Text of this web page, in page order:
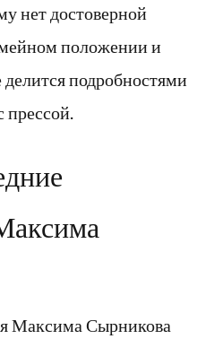
нет достоверной
положении и
подробностями
прессой.
Максима Сырникова